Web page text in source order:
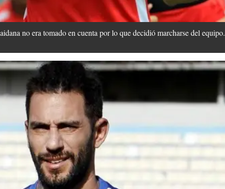
no era tomado en cuenta por lo que decidió marcharse del equipo.